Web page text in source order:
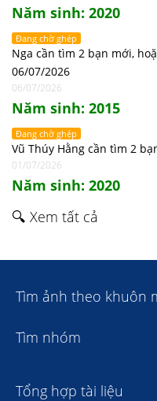
Năm sinh: 2020
Đang chờ ghép
Nga cần tìm 2 bạn mới,
06/07/2026
06/07/2026
Năm sinh: 2015
Đang chờ ghép
Vũ Thúy Hằng cần tìm 2
01/07/2026
Năm sinh: 2020
🔍 Xem tất cả
Tìm ảnh theo khuôn
Tìm nhóm
Tổng hợp tài liệu